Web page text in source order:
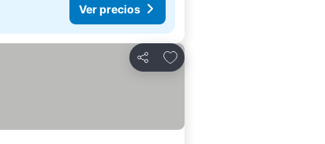
Ver precios
Compartir
Agregar a favoritos